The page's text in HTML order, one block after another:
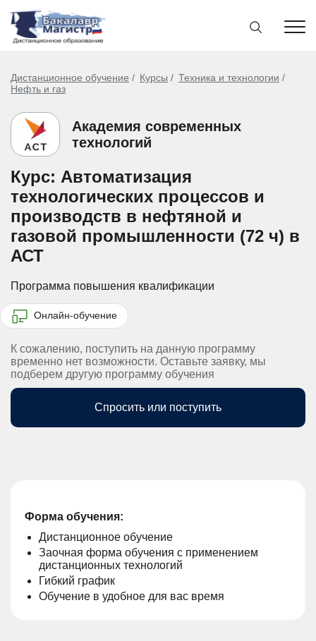
Дистанционное обучение Курсы
Техника и технологии
Нефть и газ
Академия современных
технологий
Курс: Автоматизация
технологических процессов и
производств в нефтяной и
газовой промышленности (72 ч) в
АСТ
Программа повышения квалификации
Онлайн-обучение
К сожалению, поступить на данную программу
временно нет возможности. Оставьте заявку, мы
подберем другую программу обучения
Спросить или поступить
Форма обучения:
Дистанционное обучение
Заочная форма обучения с применением
дистанционных технологий
Гибкий график
Обучение в удобное для вас время